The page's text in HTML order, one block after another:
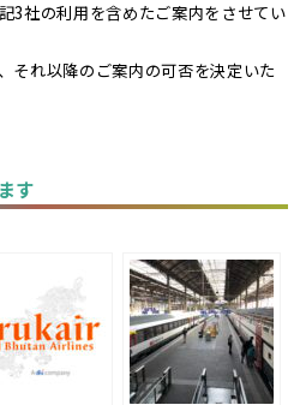
3社の利用を含めたご案内をさせてい
それ以降のご案内の可否を決定いた
す